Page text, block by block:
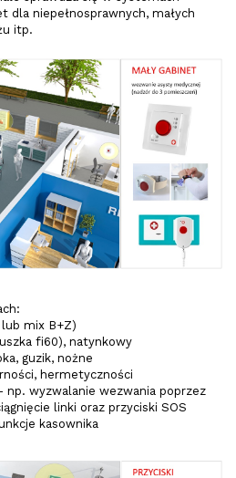
dla niepełnosprawnych, małych
itp.
lub mix B+Z)
fi60), natynkowy
guzik, nożne
hermetyczności
np. wyzwalanie wezwania poprzez
linki oraz przyciski SOS
kasownika